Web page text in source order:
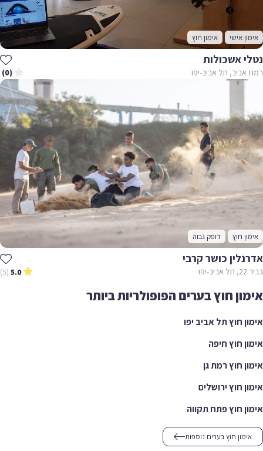
אימון אישי אימון חוץ
נטלי אשכולות
רמת אביב, תל אביב-יפו (0)
אימון חוץ דופק גבוה
אדרנלין כושר קרבי
כביר 22, תל אביב-יפו 5.0
(5)
אימון חוץ בערים הפופולריות ביותר
אימון חוץ תל אביב יפו
אימון חוץ חיפה
אימון חוץ רמת גן
אימון חוץ ירושלים
אימון חוץ פתח תקווה
אימון חוץ בערים נוספות